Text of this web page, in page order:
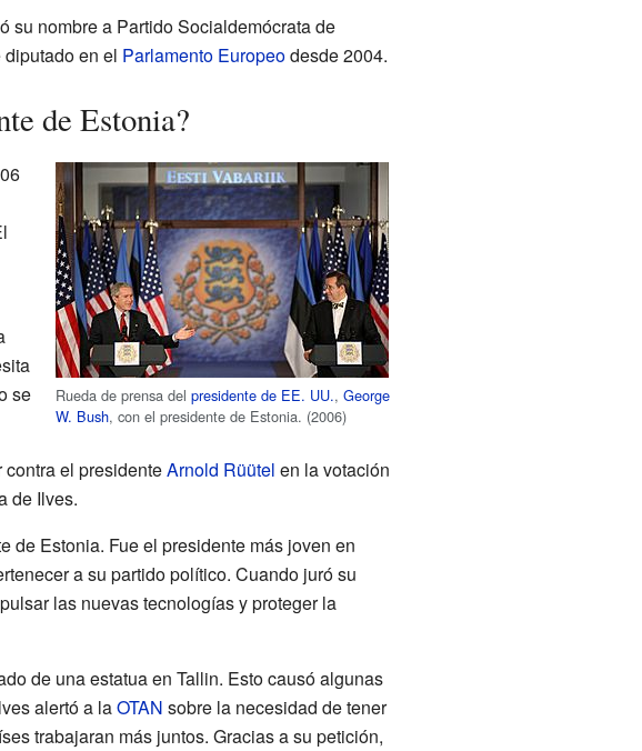
su nombre a Partido Socialdemócrata de
en el Parlamento Europeodesde 2004.
de Estonia?
Rueda de prensa delpresidente de EE. UU.,George
W. Bush, con el presidente de Estonia. (2006)
se
el presidenteArnold Rüütel en la votación
de Ilves.
de Estonia. Fue el presidente más joven en
a su partido político. Cuando juró su
las nuevas tecnologías y proteger la
de una estatua en Tallin. Esto causó algunas
alertó a laOTAN sobre la necesidad de tener
trabajaran más juntos. Gracias a su petición,